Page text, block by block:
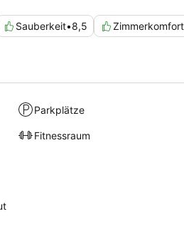
Sauberkeit•8,5 Zimmerkomfort
Parkplätze
Fitnessraum